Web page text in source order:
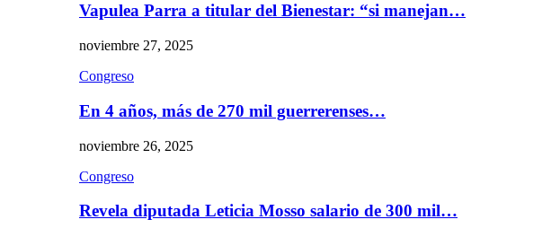
Vapulea Parra a titular del Bienestar: “si manejan…
noviembre 27, 2025
Congreso
En 4 años, más de 270 mil guerrerenses…
noviembre 26, 2025
Congreso
Revela diputada Leticia Mosso salario de 300 mil…